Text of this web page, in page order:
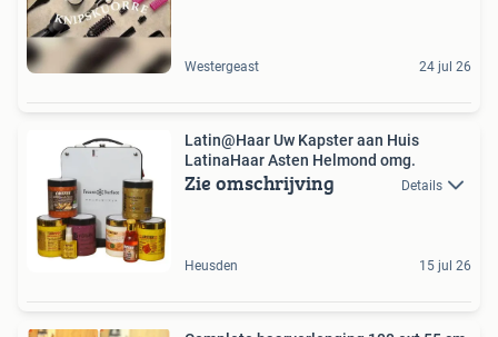
Westergeast 24 jul 26
Latin@Haar Uw Kapster aan Huis
LatinaHaar Asten Helmond omg.
Zie omschrijving Details
Heusden 15 jul 26